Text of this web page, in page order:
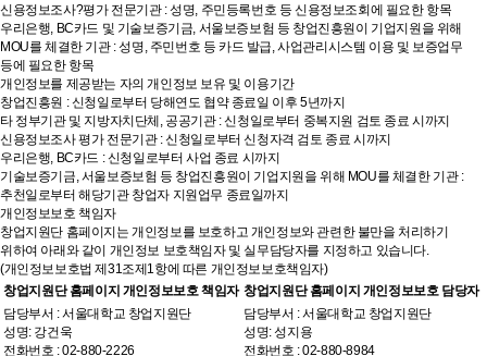
신용정보조사?평가 전문기관 : 성명, 주민등록번호 등 신용정보조회에 필요한 항목
우리은행, BC카드 및 기술보증기금, 서울보증보험 등 창업진흥원이 기업지원을 위해
MOU를 체결한 기관 : 성명, 주민번호 등 카드 발급, 사업관리시스템 이용 및 보증업무
등에 필요한 항목
개인정보를 제공받는 자의 개인정보 보유 및 이용기간
창업진흥원 : 신청일로부터 당해연도 협약 종료일 이후 5년까지
타 정부기관 및 지방자치단체, 공공기관 : 신청일로부터 중복지원 검토 종료 시까지
신용정보조사 평가 전문기관 : 신청일로부터 신청자격 검토 종료 시까지
우리은행, BC카드 : 신청일로부터 사업 종료 시까지
기술보증기금, 서울보증보험 등 창업진흥원이 기업지원을 위해 MOU를 체결한 기관 :
추천일로부터 해당기관 창업자 지원업무 종료일까지
개인정보보호 책임자
창업지원단 홈페이지는 개인정보를 보호하고 개인정보와 관련한 불만을 처리하기
위하여 아래와 같이 개인정보 보호책임자 및 실무담당자를 지정하고 있습니다.
(개인정보보호법 제31조제1항에 따른 개인정보보호책임자)
창업지원단 홈페이지 개인정보보호 책임자 창업지원단 홈페이지 개인정보보호 담당자
담당부서 : 서울대학교 창업지원단
성명: 강건욱
전화번호 : 02-880-2226
담당부서 : 서울대학교 창업지원단
성명: 성지용
전화번호 : 02-880-8984